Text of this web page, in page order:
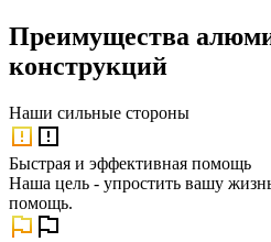
Преимущества
конструкций
Наши сильные стороны
Быстрая и эффективная помощь
Наша цель - упростить вашу
помощь.